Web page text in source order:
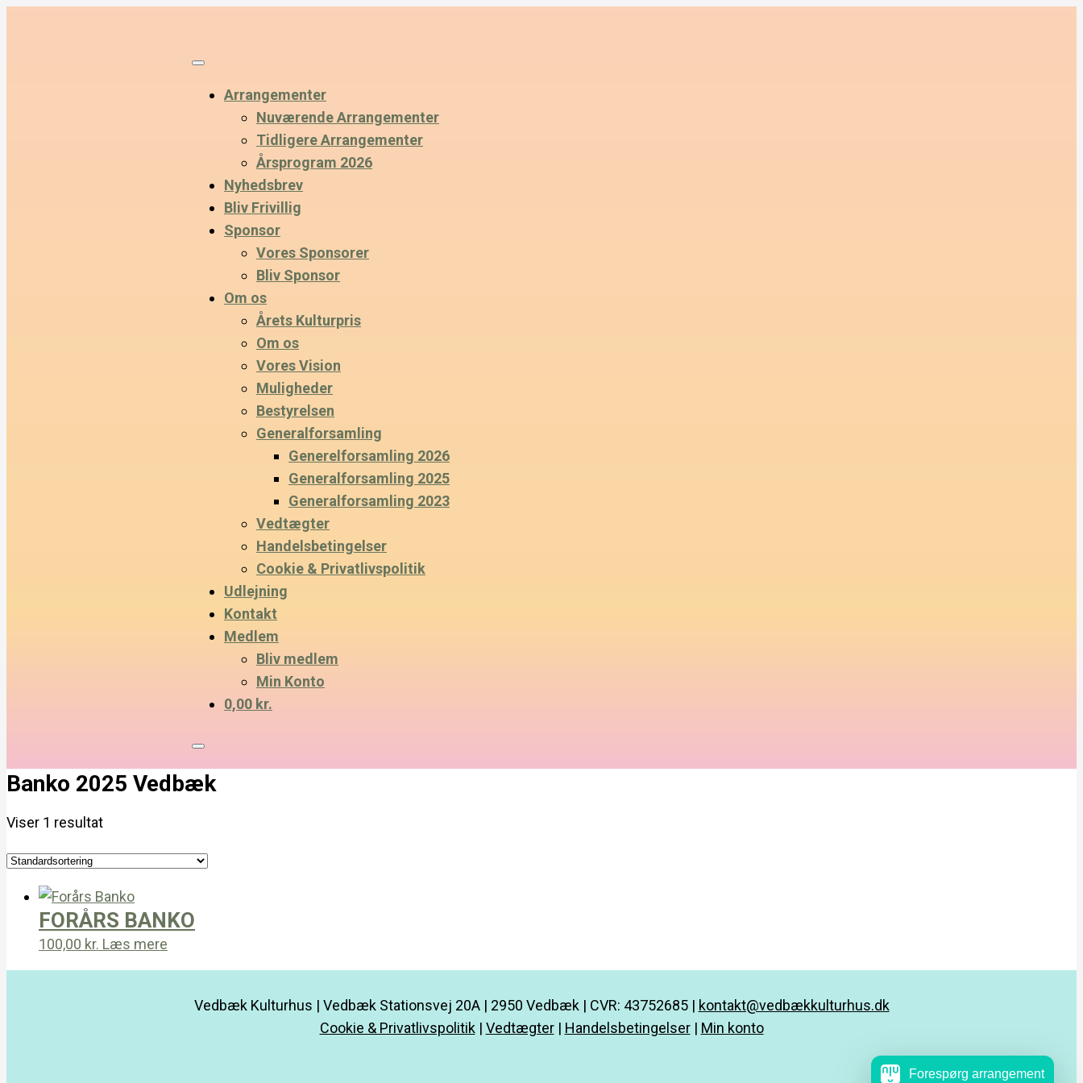
Arrangementer
Nuværende Arrangementer
Tidligere Arrangementer
Årsprogram 2026
Nyhedsbrev
Bliv Frivillig
Sponsor
Vores Sponsorer
Bliv Sponsor
Om os
Årets Kulturpris
Om os
Vores Vision
Muligheder
Bestyrelsen
Generalforsamling
Generelforsamling 2026
Generalforsamling 2025
Generalforsamling 2023
Vedtægter
Handelsbetingelser
Cookie & Privatlivspolitik
Udlejning
Kontakt
Medlem
Bliv medlem
Min Konto
0,00 kr.
Banko 2025 Vedbæk
Viser 1 resultat
FORÅRS BANKO
100,00 kr. Læs mere
Vedbæk Kulturhus | Vedbæk Stationsvej 20A | 2950 Vedbæk | CVR: 43752685 | kontakt@vedbækkulturhus.dk
Cookie & Privatlivspolitik| Vedtægter| Handelsbetingelser| Min konto
Forespørg arrangement